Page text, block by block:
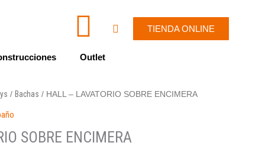
c
o
-
W
h
a
s
Cart TIENDA ONLINE
Outlet
/ Bachas / HALL – LAVATORIO SOBRE ENCIMERA
SOBRE ENCIMERA